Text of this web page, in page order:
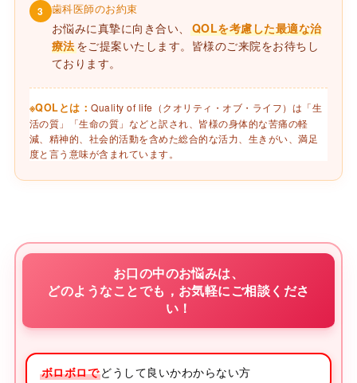
3 歯科医師のお約束
お悩みに真摯に向き合い、 QOLを考慮した最適な治
療法をご提案いたします。皆様のご来院をお待ちし
ております。
※QOLとは：Quality of life（クオリティ・オブ・ライフ）は「生
活の質」「生命の質」などと訳され、皆様の身体的な苦痛の軽
減、精神的、社会的活動を含めた総合的な活力、生きがい、満足
度と言う意味が含まれています。
お口の中のお悩みは、
どのようなことでも，お気軽にご相談くださ
い！
ボロボロでどうして良いかわからない方